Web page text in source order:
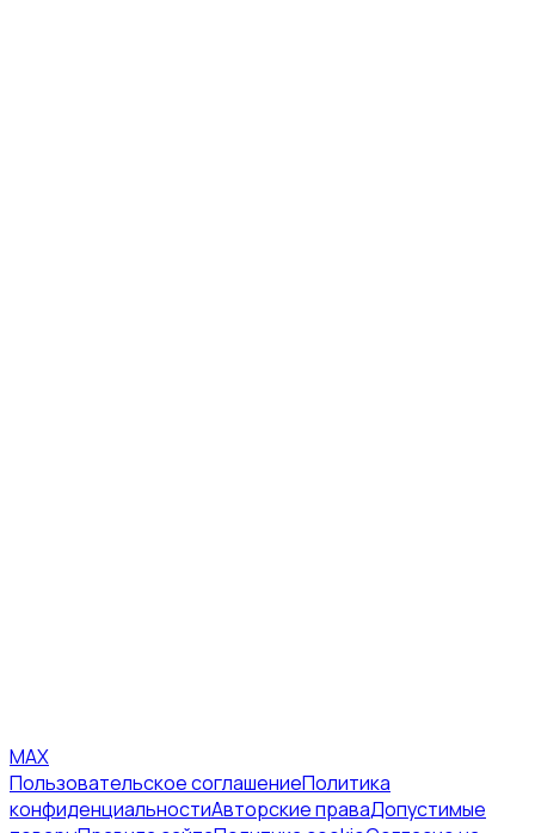
MAX
Пользовательское соглашениеПолитика
конфиденциальностиАвторские праваДопустимые